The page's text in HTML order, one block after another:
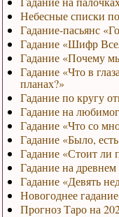
Небесные списки
Гадание-пасьянс
Гадание «Шифр
Гадание «Почему
Гадание «Что в
планах?»
Гадание по кругу
Гадание на
Гадание «Что со
Гадание «Было,
Гадание «Стоит ли
Гадание на древнем
Гадание «Девять
Новогоднее
Прогноз Таро на